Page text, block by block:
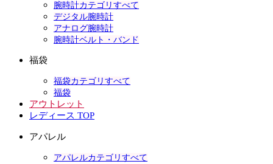
腕時計カテゴリすべて
デジタル腕時計
アナログ腕時計
腕時計ベルト・バンド
福袋
福袋カテゴリすべて
福袋
アウトレット
レディース TOP
アパレル
アパレルカテゴリすべて